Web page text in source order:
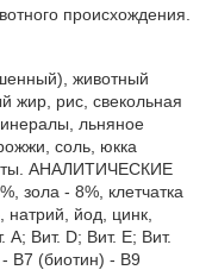
происхождения.
животный
жир, рис, свекольная
льняное
соль, юкка
АНАЛИТИЧЕСКИЕ
- 8%, клетчатка
йод, цинк,
Вит. D; Вит. Е; Вит.
B7 (биотин) - B9